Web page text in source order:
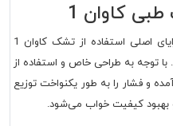
کاوان 1
یکی از مزایای اصلی استفاده از تشک کاوان 1
توجه به طراحی خاص و استفاده از
و فشار را به طور یکنواخت توزیع
کیفیت خواب می‌شود.